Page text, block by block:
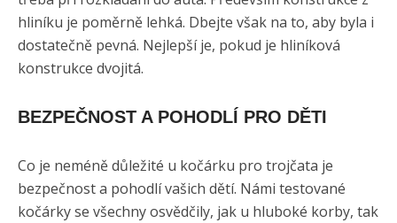
hliníku je poměrně lehká. Dbejte však na to, aby byla i
dostatečně pevná. Nejlepší je, pokud je hliníková
konstrukce dvojitá.
BEZPEČNOST A POHODLÍ PRO DĚTI
Co je neméně důležité u kočárku pro trojčata je
bezpečnost a pohodlí vašich dětí. Námi testované
kočárky se všechny osvědčily, jak u hluboké korby, tak